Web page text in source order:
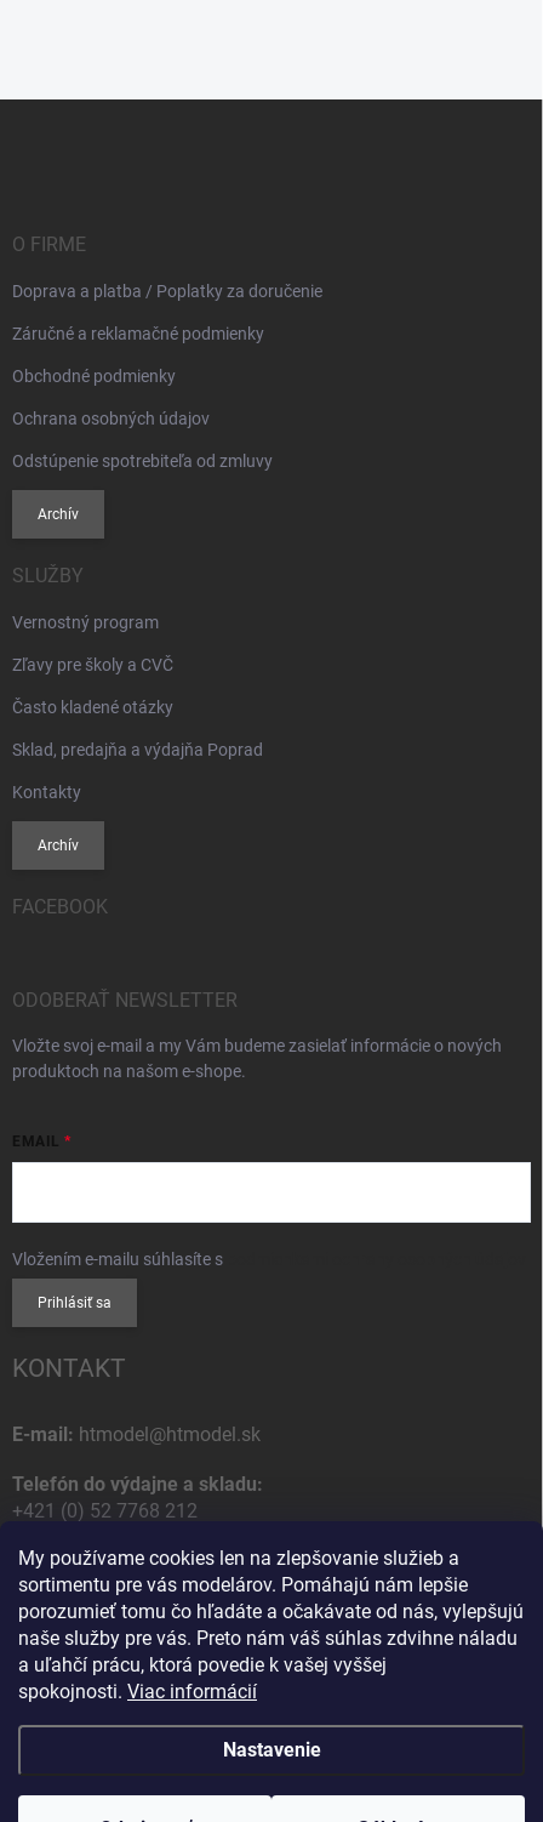
My používame cookies len na zlepšovanie služieb a
sortimentu pre vás modelárov. Pomáhajú nám lepšie
porozumieť tomu čo hľadáte a očakávate od nás, vylepšujú
naše služby pre vás. Preto nám váš súhlas zdvihne náladu
a uľahčí prácu, ktorá povedie k vašej vyššej
spokojnosti. Viac informácií
Nastavenie
O FIRME
Doprava a platba / Poplatky za doručenie
Záručné a reklamačné podmienky
Obchodné podmienky
Ochrana osobných údajov
Odstúpenie spotrebiteľa od zmluvy
Archív
SLUŽBY
Vernostný program
Zľavy pre školy a CVČ
Často kladené otázky
Sklad, predajňa a výdajňa Poprad
Kontakty
Archív
FACEBOOK
ODOBERAŤ NEWSLETTER
Vložte svoj e-mail a my Vám budeme zasielať informácie o nových
produktoch na našom e-shope.
EMAIL
Vložením e-mailu súhlasíte s
Prihlásiť sa
KONTAKT
E-mail: htmodel@htmodel.sk
Telefón do výdajne a skladu:
+421 (0) 52 7768 212
Poštová / Odberná adresa:
HT model
Na letisko 49
058 01 Poprad
Slovenská Republika
Copyright 2026HT model. Všetky práva vyhradené.Upraviť nastavenie